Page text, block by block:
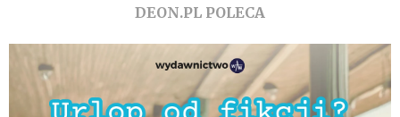
DEON.PL POLECA